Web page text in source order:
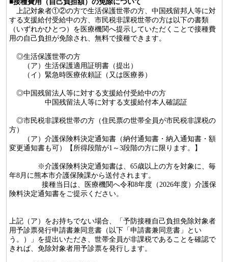
■接種費用（自己負担額）の免除について
上記対象者①②の方で生活保護世帯の方、中国残留邦人等に対
する支援給付受給中の方、市民税非課税世帯の方は以下の書類
（いずれかひとつ）を医療機関へ提示していただくことで接種費
用の自己負担が免除され、無料で接種できます。
◎生活保護世帯の方
（ア）生活保護適用証明書（提出）
（イ）緊急時医療依頼証（又は医療券）
◎中国残留法人等に対する支援給付受給中の方
中国残留法人等に対する支援給付本人確認証
◎市民税非課税世帯の方（住民票の世帯全員が市民税非課税の
方）
（ア）介護保険料決定通知書（納付通知書・納入通知書・額
変更通知書も可）【所得段階が1～3段階の方に限ります。】
※介護保険料決定通知書は、65歳以上の方を対象に、毎
年8月に熊本市介護保険課から送付されます。
接種当日は、医療機関へ令和8年度（2026年度）介護保
険料決定通知書をご提示ください。
上記（ア）をお持ちでない場合、「予防接種自己負担免除対象者
用予診票発行申請書兼同意書（以下「申請書兼同意書」とい
う。）」を提出いただき、世帯全員が非課税であることを確認で
きれば、免除対象者用予診票を発行します。